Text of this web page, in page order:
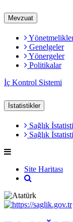
Mevzuat
Genelgeler
Yönergeler
Politikalar
İç Kontrol Sistemi
İstatistikler
Sağlık
Sağlık
Site Haritası